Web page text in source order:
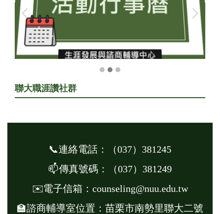
聯大職涯讚社群
📞連絡電話： （037） 381245
📫傳真號碼： （037） 381249
✉️電子信箱：counseling@nuu.edu.tw
🏫諮商輔導室位置：苗栗市南勢里聯大二號